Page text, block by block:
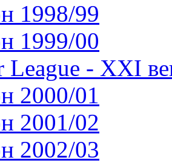
1998/99
1999/00
League - XXI
2000/01
2001/02
2002/03